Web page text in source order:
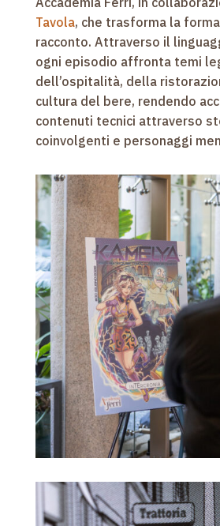
Tavola, che trasforma la
racconto. Attraverso il
ogni episodio affronta temi
dell’ospitalità, della
cultura del bere, rendendo
contenuti tecnici attraverso
coinvolgenti e personaggi